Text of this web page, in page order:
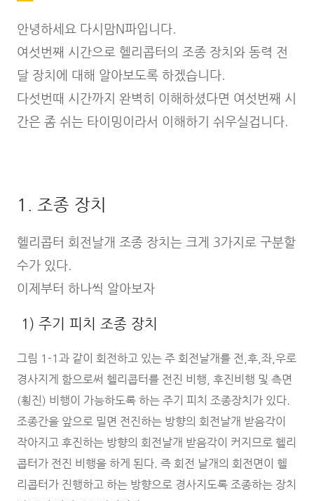
안녕하세요 다시맘N파입니다.
여섯번째 시간으로 헬리콥터의 조종 장치와 동력 전
달 장치에 대해 알아보도록 하겠습니다.
다섯번때 시간까지 완벽히 이해하셨다면 여섯번째 시
간은 좀 쉬는 타이밍이라서 이해하기 쉬우실겁니다.
1. 조종 장치
헬리콥터 회전날개 조종 장치는 크게 3가지로 구분할
수가 있다.
이제부터 하나씩 알아보자
1) 주기 피치 조종 장치
그림 1-1과 같이 회전하고 있는 주 회전날개를 전,후,좌,우로
경사지게 함으로써 헬리콥터를 전진 비행, 후진비행 및 측면
(횡진) 비행이 가능하도록 하는 주기 피치 조종장치가 있다.
조종간을 앞으로 밀면 전진하는 방향의 회전날개 받음각이
작아지고 후진하는 방향의 회전날개 받음각이 커지므로 헬리
콥터가 전진 비행을 하게 된다. 즉 회전 날개의 회전면이 헬
리콥터가 진행하고 하는 방향으로 경사지도록 조종하는 장치